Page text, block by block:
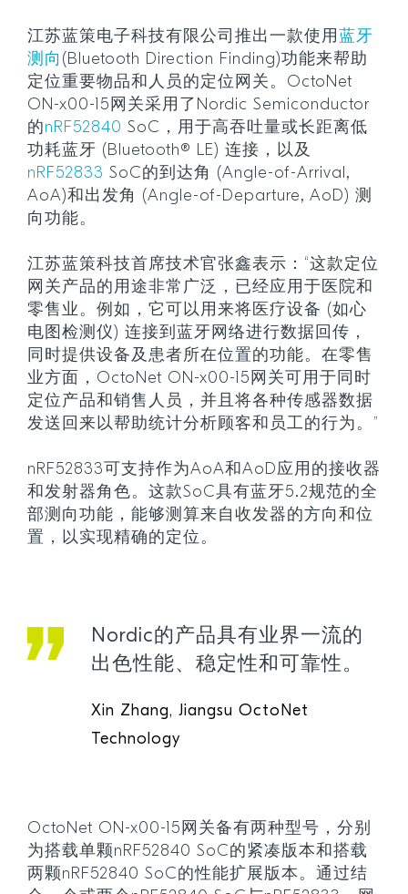
江苏蓝策电子科技有限公司推出一款使用蓝牙
测向 (Bluetooth Direction Finding)功能来帮助
定位重要物品和人员的定位网关。OctoNet
ON-x00-15网关采用了Nordic Semiconductor
的 nRF52840 SoC，用于高吞吐量或长距离低
功耗蓝牙 (Bluetooth® LE) 连接，以及
nRF52833 SoC的到达角 (Angle-of-Arrival,
AoA)和出发角 (Angle-of-Departure, AoD) 测
向功能。
江苏蓝策科技首席技术官张鑫表示：“这款定位
网关产品的用途非常广泛，已经应用于医院和
零售业。例如，它可以用来将医疗设备 (如心
电图检测仪) 连接到蓝牙网络进行数据回传，
同时提供设备及患者所在位置的功能。在零售
业方面，OctoNet ON-x00-15网关可用于同时
定位产品和销售人员，并且将各种传感器数据
发送回来以帮助统计分析顾客和员工的行为。”
nRF52833可支持作为AoA和AoD应用的接收器
和发射器角色。这款SoC具有蓝牙5.2规范的全
部测向功能，能够测算来自收发器的方向和位
置，以实现精确的定位。
Nordic的产品具有业界一流的
出色性能、稳定性和可靠性。
Xin Zhang, Jiangsu OctoNet
Technology
OctoNet ON-x00-15网关备有两种型号，分别
为搭载单颗nRF52840 SoC的紧凑版本和搭载
两颗nRF52840 SoC的性能扩展版本。通过结